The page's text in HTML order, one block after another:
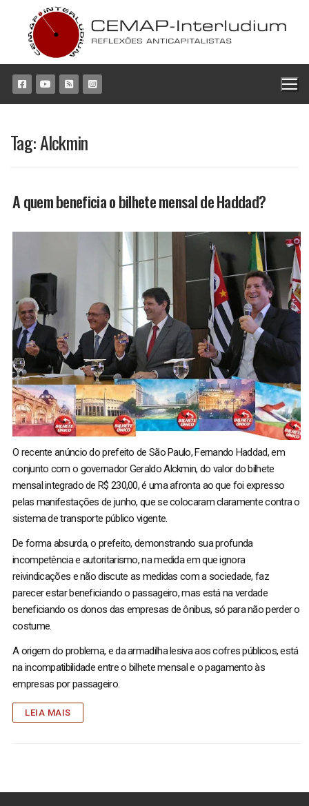
conteúdo
Tag:Alckmin
A quem beneficia o bilhete mensal de Haddad?
O recente anúncio do prefeito de São Paulo, Fernando Haddad, em
conjunto com o governador Geraldo Alckmin, do valor do bilhete
mensal integrado de R$ 230,00, é uma afronta ao que foi expresso
pelas manifestações de junho, que se colocaram claramente contra o
sistema de transporte público vigente.
De forma absurda, o prefeito, demonstrando sua profunda
incompetência e autoritarismo, na medida em que ignora
reivindicações e não discute as medidas com a sociedade, faz
parecer estar beneficiando o passageiro, mas está na verdade
beneficiando os donos das empresas de ônibus, só para não perder o
costume.
A origem do problema, e da armadilha lesiva aos cofres públicos, está
na incompatibilidade entre o bilhete mensal e o pagamento às
empresas por passageiro.
LEIA MAIS